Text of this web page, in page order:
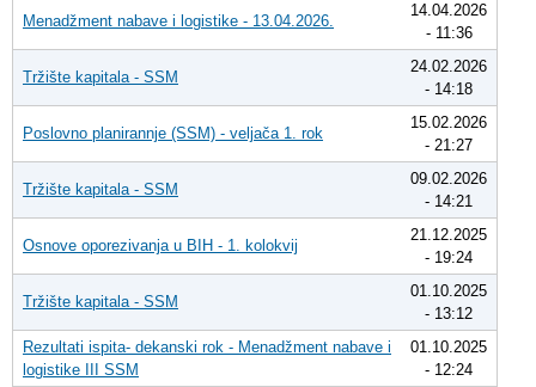
Menadžment nabave i logistike - 13.04.2026.
14.04.2026
- 11:36
Tržište kapitala - SSM
24.02.2026
- 14:18
Poslovno planirannje (SSM) - veljača 1. rok
15.02.2026
- 21:27
Tržište kapitala - SSM
09.02.2026
- 14:21
Osnove oporezivanja u BIH - 1. kolokvij
21.12.2025
- 19:24
Tržište kapitala - SSM
01.10.2025
- 13:12
Rezultati ispita- dekanski rok - Menadžment nabave i
logistike III SSM
01.10.2025
- 12:24